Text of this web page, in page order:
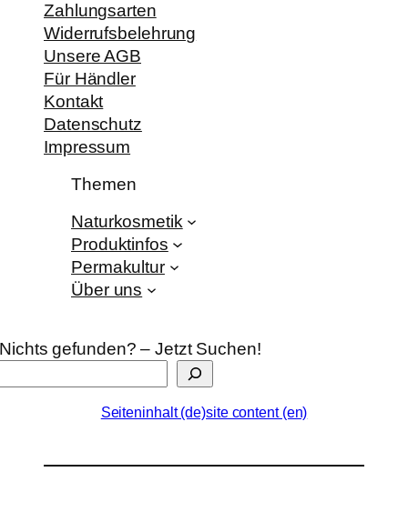
Zahlungsarten
Widerrufsbelehrung
Unsere AGB
Für Händler
Kontakt
Datenschutz
Impressum
Themen
Naturkosmetik
Produktinfos
Permakultur
Über uns
Nichts gefunden? – Jetzt Suchen!
Seiteninhalt (de)site content (en)